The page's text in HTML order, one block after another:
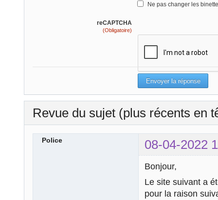
Ne pas changer les
reCAPTCHA
(Obligatoire)
Revue du sujet (plus récents en
Police 08-04-2022
Bonjour,
Le site suivant a
pour la raison